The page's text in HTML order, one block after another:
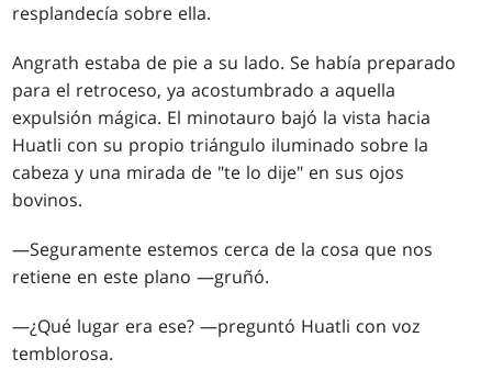
resplandecía sobre ella.
Angrath estaba de pie a su lado. Se había preparado
para el retroceso, ya acostumbrado a aquella
expulsión mágica. El minotauro bajó la vista hacia
Huatli con su propio triángulo iluminado sobre la
cabeza y una mirada de "te lo dije" en sus ojos
bovinos.
—Seguramente estemos cerca de la cosa que nos
retiene en este plano —gruñó.
—¿Qué lugar era ese? —preguntó Huatli con voz
temblorosa.